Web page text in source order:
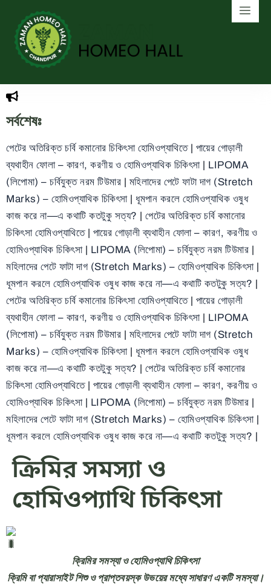
সর্বশেষঃ
পেটের অতিরিক্ত চর্বি কমানোর চিকিৎসা হোমিওপ্যাথিতে | পায়ের গোড়ালী
ব্যথাহীন ফোলা – কারণ, করণীয় ও হোমিওপ্যাথিক চিকিৎসা | LIPOMA
(লিপোমা) – চর্বিযুক্ত নরম টিউমার | মহিলাদের পেটে ফাটা দাগ (Stretch
Marks) – হোমিওপ্যাথিক চিকিৎসা | ধূমপান করলে হোমিওপ্যাথিক ওষুধ
কাজ করে না—এ কথাটি কতটুকু সত্য? | পেটের অতিরিক্ত চর্বি কমানোর
চিকিৎসা হোমিওপ্যাথিতে | পায়ের গোড়ালী ব্যথাহীন ফোলা – কারণ, করণীয় ও
হোমিওপ্যাথিক চিকিৎসা | LIPOMA (লিপোমা) – চর্বিযুক্ত নরম টিউমার |
মহিলাদের পেটে ফাটা দাগ (Stretch Marks) – হোমিওপ্যাথিক চিকিৎসা |
ধূমপান করলে হোমিওপ্যাথিক ওষুধ কাজ করে না—এ কথাটি কতটুকু সত্য? |
পেটের অতিরিক্ত চর্বি কমানোর চিকিৎসা হোমিওপ্যাথিতে | পায়ের গোড়ালী
ব্যথাহীন ফোলা – কারণ, করণীয় ও হোমিওপ্যাথিক চিকিৎসা | LIPOMA
(লিপোমা) – চর্বিযুক্ত নরম টিউমার | মহিলাদের পেটে ফাটা দাগ (Stretch
Marks) – হোমিওপ্যাথিক চিকিৎসা | ধূমপান করলে হোমিওপ্যাথিক ওষুধ
কাজ করে না—এ কথাটি কতটুকু সত্য? | পেটের অতিরিক্ত চর্বি কমানোর
চিকিৎসা হোমিওপ্যাথিতে | পায়ের গোড়ালী ব্যথাহীন ফোলা – কারণ, করণীয় ও
হোমিওপ্যাথিক চিকিৎসা | LIPOMA (লিপোমা) – চর্বিযুক্ত নরম টিউমার |
মহিলাদের পেটে ফাটা দাগ (Stretch Marks) – হোমিওপ্যাথিক চিকিৎসা |
ধূমপান করলে হোমিওপ্যাথিক ওষুধ কাজ করে না—এ কথাটি কতটুকু সত্য? |
ক্রিমির সমস্যা ও
হোমিওপ্যাথি চিকিৎসা
ক্রিমির সমস্যা ও হোমিওপ্যাথি চিকিৎসা
ক্রিমি বা প্যারাসাইট শিশু ও প্রাপ্তবয়স্ক উভয়ের মধ্যে সাধারণ একটি সমস্যা।